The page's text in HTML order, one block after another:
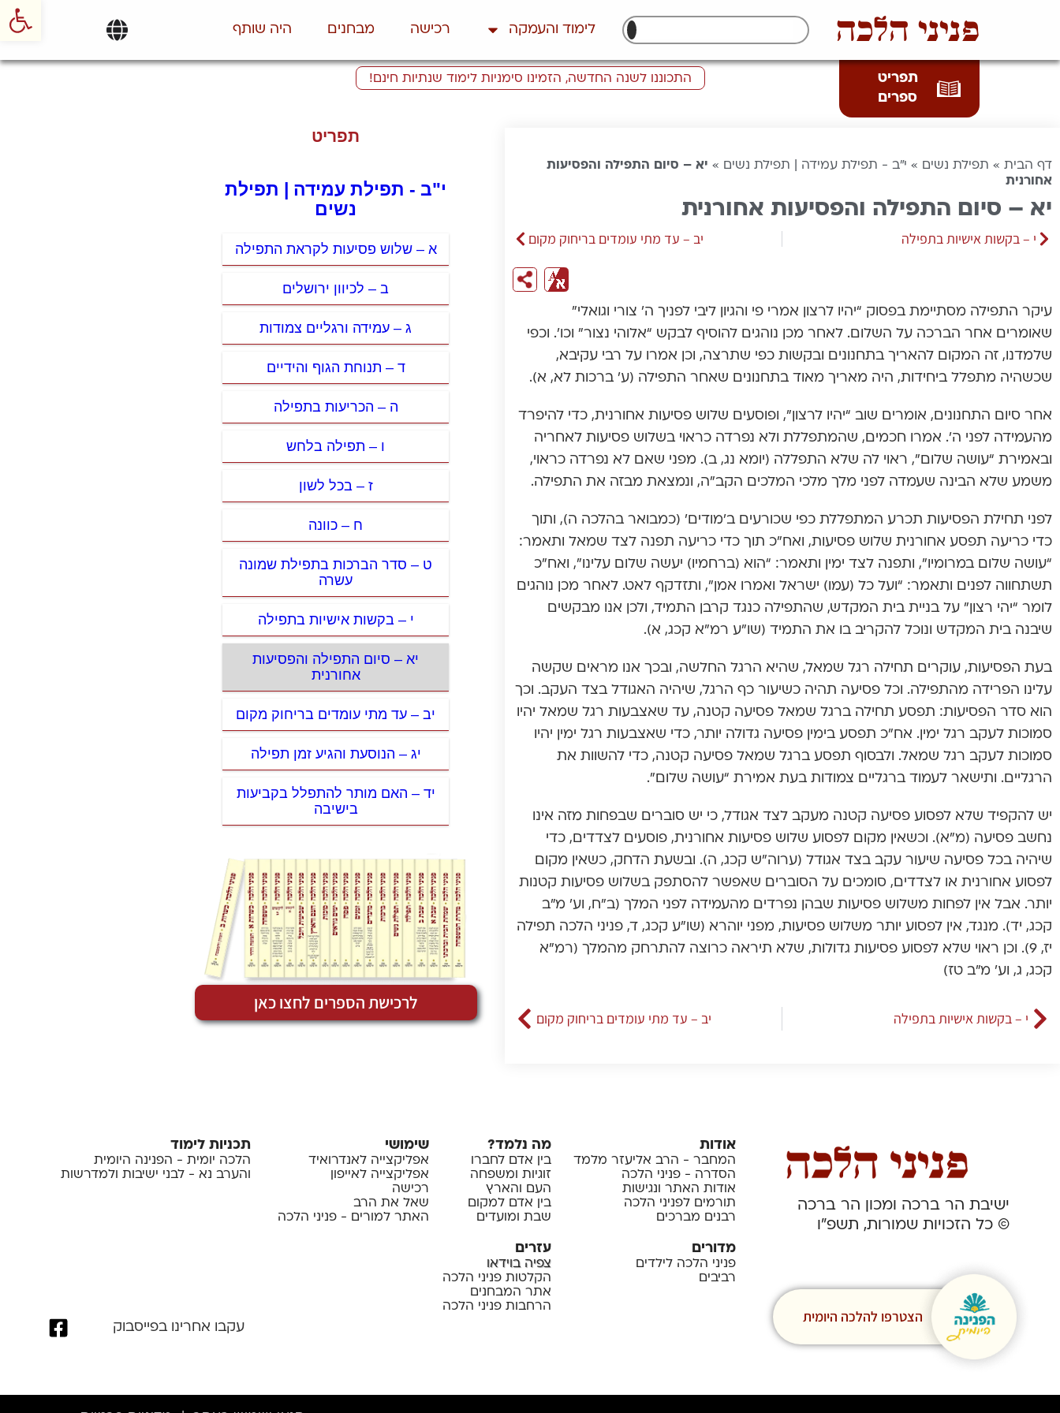
פניני הלכה לימוד והעמקה רכישה מבחנים היה שותף
תפריט
ספרים
התכוננו לשנה החדשה, הזמינו סימניות לימוד שנתיות חינם!
דף הבית » תפילת נשים » י"ב - תפילת עמידה | תפילת נשים » יא – סיום התפילה והפסיעות
אחורנית
יא – סיום התפילה והפסיעות אחורנית
י – בקשות אישיות בתפילה יב – עד מתי עומדים בריחוק מקום
עיקר התפילה מסתיימת בפסוק “יהיו לרצון אמרי פי והגיון ליבי לפניך ה’ צורי וגואלי”
שאומרים אחר הברכה על השלום. לאחר מכן נוהגים להוסיף לבקש “אלוהי נצור” וכו’. וכפי
שלמדנו, זה המקום להאריך בתחנונים ובקשות כפי שתרצה, וכן אמרו על רבי עקיבא,
שכשהיה מתפלל ביחידות, היה מאריך מאוד בתחנונים שאחר התפילה (ע’ ברכות לא, א).
אחר סיום התחנונים, אומרים שוב “יהיו לרצון”, ופוסעים שלוש פסיעות אחורנית, כדי להיפרד
מהעמידה לפני ה’. אמרו חכמים, שהמתפללת ולא נפרדה כראוי בשלוש פסיעות לאחריה
ובאמירת “עושה שלום”, ראוי לה שלא התפללה (יומא נג, ב). מפני שאם לא נפרדה כראוי,
משמע שלא הבינה שעמדה לפני מלך מלכי המלכים הקב”ה, ונמצאת מבזה את התפילה.
לפני תחילת הפסיעות תכרע המתפללת כפי שכורעים ב’מודים’ (כמבואר בהלכה ה), ותוך
כדי כריעה תפסע אחורנית שלוש פסיעות, ואח”כ תוך כדי כריעה תפנה לצד שמאל ותאמר:
“עושה שלום במרומיו”, ותפנה לצד ימין ותאמר: “הוא (ברחמיו) יעשה שלום עלינו”, ואח”כ
תשתחווה לפנים ותאמר: “ועל כל (עמו) ישראל ואמרו אמן”, ותזדקף לאט. לאחר מכן נוהגים
לומר “יהי רצון” על בניית בית המקדש, שהתפילה כנגד קרבן התמיד, ולכן אנו מבקשים
שיבנה בית המקדש ונוכל להקריב בו את התמיד (שו”ע רמ”א קכג, א).
בעת הפסיעות, עוקרים תחילה רגל שמאל, שהיא הרגל החלשה, ובכך אנו מראים שקשה
עלינו הפרידה מהתפילה. וכל פסיעה תהיה כשיעור כף הרגל, שיהיה האגודל בצד העקב. וכך
הוא סדר הפסיעות: תפסע תחילה ברגל שמאל פסיעה קטנה, עד שאצבעות רגל שמאל יהיו
סמוכות לעקב רגל ימין. אח”כ תפסע בימין פסיעה גדולה יותר, כדי שאצבעות רגל ימין יהיו
סמוכות לעקב רגל שמאל. ולבסוף תפסע ברגל שמאל פסיעה קטנה, כדי להשוות את
הרגליים. ותישאר לעמוד ברגליים צמודות בעת אמירת “עושה שלום”.
יש להקפיד שלא לפסוע פסיעה קטנה מעקב לצד אגודל, כי יש סוברים שבפחות מזה אינו
נחשב פסיעה (מ”א). וכשאין מקום לפסוע שלוש פסיעות אחורנית, פוסעים לצדדים, כדי
שיהיה בכל פסיעה שיעור עקב בצד אגודל (ערוה”ש קכג, ה). ובשעת הדחק, כשאין מקום
לפסוע אחורנית או לצדדים, סומכים על הסוברים שאפשר להסתפק בשלוש פסיעות קטנות
יותר. אבל אין לפחות משלוש פסיעות שבהן נפרדים מהעמידה לפני המלך (ב”ח, וע’ מ”ב
קכג, יד). מנגד, אין לפסוע יותר משלוש פסיעות, מפני יוהרא (שו”ע קכג, ד, פניני הלכה תפילה
יז, 9). וכן ראוי שלא לפסוע פסיעות גדולות, שלא תיראה כרוצה להתרחק מהמלך (רמ”א
קכג, ג, וע’ מ”ב טז)
י – בקשות אישיות בתפילה יב – עד מתי עומדים בריחוק מקום
תפריט
י"ב - תפילת עמידה | תפילת
נשים
א – שלוש פסיעות לקראת התפילה
ב – לכיוון ירושלים
ג – עמידה ורגליים צמודות
ד – תנוחת הגוף והידיים
ה – הכריעות בתפילה
ו – תפילה בלחש
ז – בכל לשון
ח – כוונה
ט – סדר הברכות בתפילת שמונה
עשרה
י – בקשות אישיות בתפילה
יא – סיום התפילה והפסיעות
אחורנית
יב – עד מתי עומדים בריחוק מקום
יג – הנוסעת והגיע זמן תפילה
יד – האם מותר להתפלל בקביעות
בישיבה
לרכישת הספרים לחצו כאן
ישיבת הר ברכה ומכון הר ברכה
© כל הזכויות שמורות, תשפ”ו
הצטרפו להלכה היומית
אודות
המחבר - הרב אליעזר מלמד
הסדרה - פניני הלכה
אודות האתר ונגישות
תורמים לפניני הלכה
רבנים מברכים
מה נלמד?
בין אדם לחברו
זוגיות ומשפחה
העם והארץ
בין אדם למקום
שבת ומועדים
שימושי
אפליקצייה לאנדרואיד
אפליקצייה לאייפון
רכישה
שאל את הרב
האתר למורים - פניני הלכה
תכניות לימוד
הלכה יומית - הפנינה היומית
והערב נא - לבני ישיבות ולמדרשות
מדורים
פניני הלכה לילדים
רביבים
עזרים
צפיה בוידאו
הקלטות פניני הלכה
אתר המבחנים
הרחבות פניני הלכה
עקבו אחרינו בפייסבוק
פתח